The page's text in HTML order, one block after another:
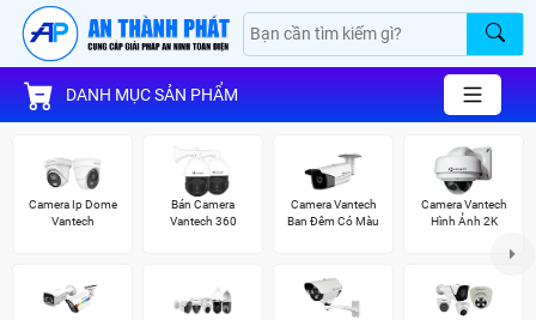
DANH MỤC SẢN PHẨM
Camera Ip Dome
Vantech
Bán Camera
Vantech 360
Camera Vantech
Ban Đêm Có Màu
Camera Vantech
Hình Ảnh 2K